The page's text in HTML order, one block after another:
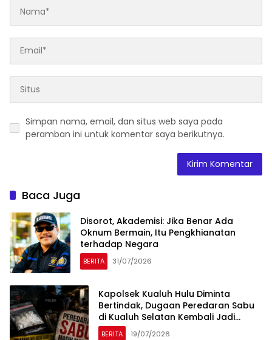
Simpan nama, email, dan situs web saya pada
peramban ini untuk komentar saya berikutnya.
Baca Juga
Disorot, Akademisi: Jika Benar Ada
Oknum Bermain, Itu Pengkhianatan
terhadap Negara
BERITA 31/07/2026
Kapolsek Kualuh Hulu Diminta
Bertindak, Dugaan Peredaran Sabu
di Kualuh Selatan Kembali Jadi
Sorotan Warga
BERITA 19/07/2026